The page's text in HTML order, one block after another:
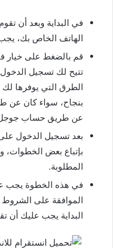
في البداية وبعد أن
الهاتف الخاص بك،
قم بالضغط على خيار
تتيح لك تسجيل
الطرق التي يوفرها
بنجاح، سواء كان عن
عن طريق حساب
بعد تسجيل الدخول
بإتباع بعض الخطوات،
المطلوبة.
في هذه الخطوة يجب
الموافقة على الشروط
البداية يجب عليك أن